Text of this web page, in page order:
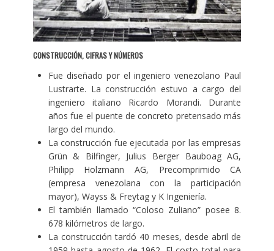
CONSTRUCCIÓN, CIFRAS Y NÚMEROS
Fue diseñado por el ingeniero venezolano Paul
Lustrarte. La construcción estuvo a cargo del
ingeniero italiano Ricardo Morandi. Durante
años fue el puente de concreto pretensado más
largo del mundo.
La construcción fue ejecutada por las empresas
Grün & Bilfinger, Julius Berger Bauboag AG,
Philipp Holzmann AG, Precomprimido CA
(empresa venezolana con la participación
mayor), Wayss & Freytag y K Ingeniería.
El también llamado “Coloso Zuliano” posee 8.
678 kilómetros de largo.
La construcción tardó 40 meses, desde abril de